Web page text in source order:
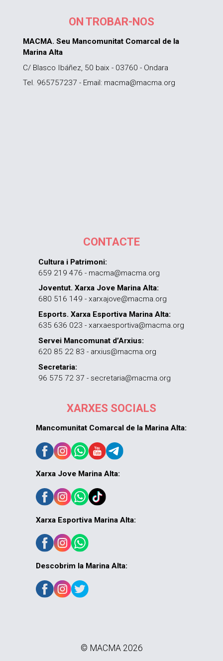
ON TROBAR-NOS
MACMA. Seu Mancomunitat Comarcal de la
Marina Alta
C/ Blasco Ibáñez, 50 baix - 03760 - Ondara
Tel. 965757237 - Email: macma@macma.org
CONTACTE
Cultura i Patrimoni:
659 219 476 - macma@macma.org
Joventut. Xarxa Jove Marina Alta:
680 516 149 - xarxajove@macma.org
Esports. Xarxa Esportiva Marina Alta:
635 636 023 - xarxaesportiva@macma.org
Servei Mancomunat d’Arxius:
620 85 22 83 - arxius@macma.org
Secretaria:
96 575 72 37 - secretaria@macma.org
XARXES SOCIALS
Mancomunitat Comarcal de la Marina Alta:
Xarxa Jove Marina Alta:
Xarxa Esportiva Marina Alta:
Descobrim la Marina Alta:
© MACMA 2026